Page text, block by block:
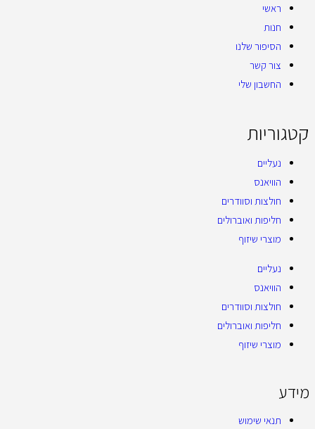
ראשי
חנות
הסיפור שלנו
צור קשר
החשבון שלי
קטגוריות
נעליים
הוויאנס
חולצות וסוודרים
חליפות ואוברולים
מוצרי שיזוף
נעליים
הוויאנס
חולצות וסוודרים
חליפות ואוברולים
מוצרי שיזוף
מידע
תנאי שימוש